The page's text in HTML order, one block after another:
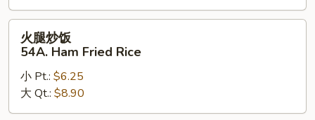
Crab
Meat
Fried
Rice
54A.
Ham
火腿炒饭
54A. Ham Fried Rice
小 Pt.: $6.25
大 Qt.: $8.90